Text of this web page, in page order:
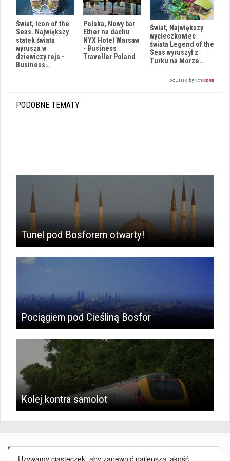
Świat, Icon of the
Seas. Największy
statek świata
wyrusza w
dziewiczy rejs -
Business…
Polska, Nowy bar
Ether na dachu
NYX Hotel Warsaw
- Business
Traveller Poland
Świat, Największy
wycieczkowiec
świata Legend of the
Seas wyruszył z
Turku na Morze…
PODOBNE TEMATY
Tunel pod Bosforem otwarty!
Pociągiem pod Cieśliną Bosfor
Kolej kontra samolot
Używamy ciasteczek, aby zapewnić najlepszą jakość